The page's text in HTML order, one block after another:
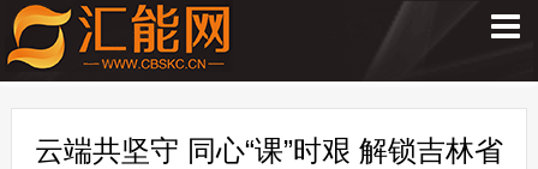
云端共坚守 同心“课”时艰 解锁吉林省